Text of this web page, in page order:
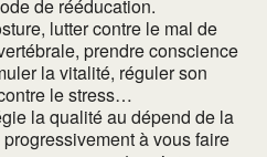
de rééducation.
lutter contre le mal de
prendre conscience
la vitalité, réguler son
le stress…
la qualité au dépend de la
à vous faire